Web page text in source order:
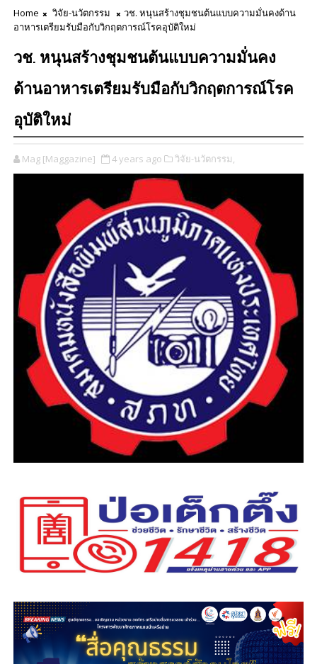
Home วิจัย-นวัตกรรม
วช. หนุนสร้างชุมชนต้นแบบความมั่นคงด้าน
อาหารเตรียมรับมือกับวิกฤตการณ์โรคอุบัติใหม่
วช. หนุนสร้างชุมชนต้นแบบความมั่นคง
ด้านอาหารเตรียมรับมือกับวิกฤตการณ์โรค
อุบัติใหม่
Mag [Maggazine] 4 years ago วิจัย-นวัตกรรม,